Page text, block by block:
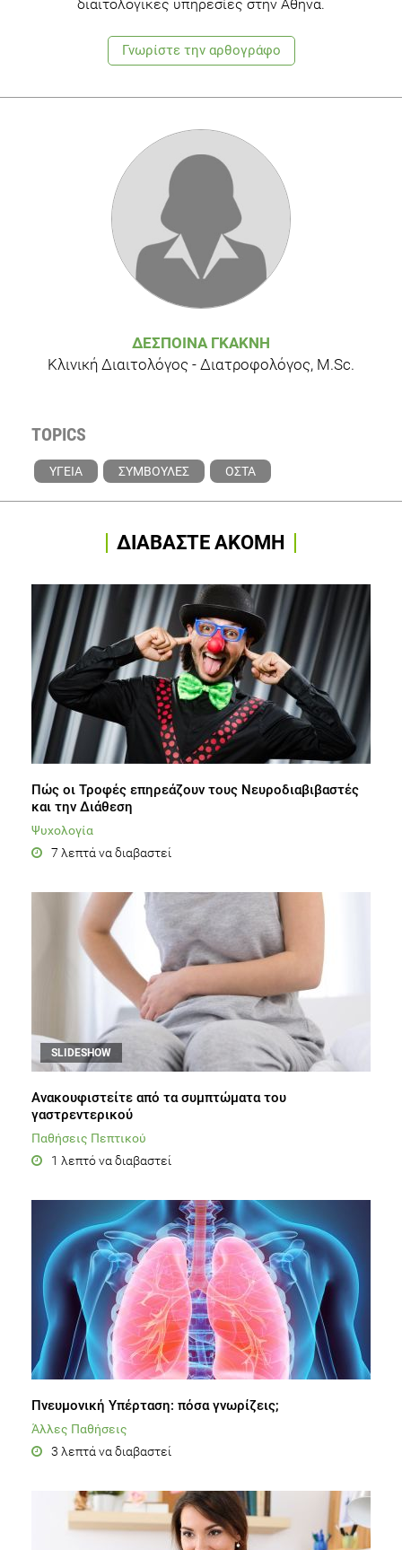
διαιτολογικές υπηρεσίες στην Αθήνα.
Γνωρίστε την αρθογράφο
ΔΈΣΠΟΙΝΑ ΓΚΑΚΝΉ
Κλινική Διαιτολόγος - Διατροφολόγος, M.Sc.
TOPICS
ΥΓΕΙΑ ΣΥΜΒΟΥΛΕΣ ΟΣΤΑ
ΔΙΑΒΑΣΤΕ ΑΚΟΜΗ
Πώς οι Τροφές επηρεάζουν τους Νευροδιαβιβαστές
και την Διάθεση
Ψυχολογία
7 λεπτά να διαβαστεί
SLIDESHOW
Ανακουφιστείτε από τα συμπτώματα του
γαστρεντερικού
Παθήσεις Πεπτικού
1 λεπτό να διαβαστεί
Πνευμονική Υπέρταση: πόσα γνωρίζεις;
Άλλες Παθήσεις
3 λεπτά να διαβαστεί